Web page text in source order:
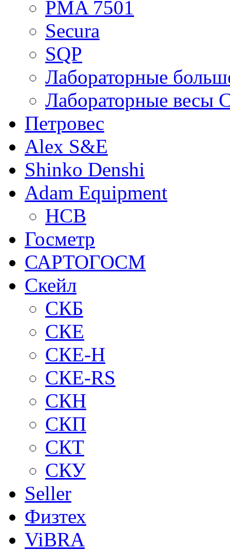
PMA 7501
Secura
SQP
Лабораторные
Лабораторные весы
Петровес
Alex S&E
Shinko Denshi
Adam Equipment
HCB
Госметр
САРТОГОСМ
Скейл
СКБ
СКЕ
СКЕ-H
СКЕ-RS
СКН
СКП
СКТ
СКУ
Seller
Физтех
ViBRA